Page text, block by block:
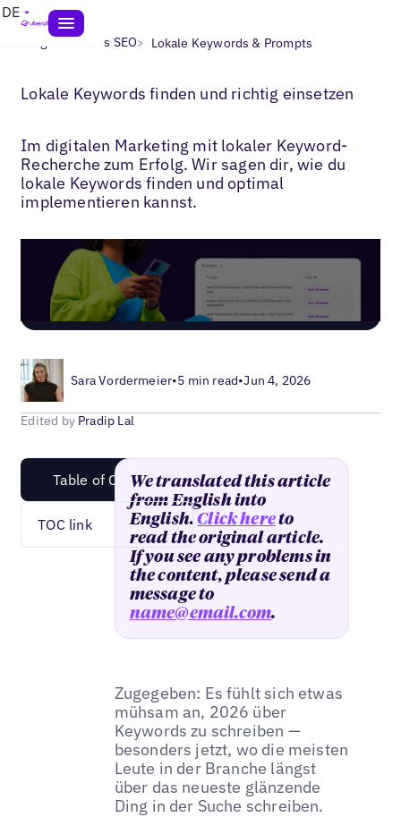
DE
Blogs> Lokales SEO> Lokale Keywords & Prompts
Lokale Keywords finden und richtig einsetzen
Im digitalen Marketing mit lokaler Keyword-
Recherche zum Erfolg. Wir sagen dir, wie du
lokale Keywords finden und optimal
implementieren kannst.
Sara Vordermeier•5 min read•Jun 4, 2026
Edited by Pradip Lal
Table of Content
TOC link
We translated this article
from English into
English.Click hereto
read the original article.
If you see any problems in
the content, please send a
message to
name@email.com.
Zugegeben: Es fühlt sich etwas
mühsam an, 2026 über
Keywords zu schreiben —
besonders jetzt, wo die meisten
Leute in der Branche längst
über das neueste glänzende
Ding in der Suche schreiben.